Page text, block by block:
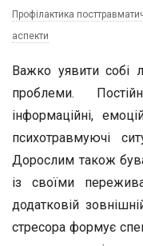
Профілактика
аспекти
Важко уявити собі
проблеми.
інформаційні,
психотравмуючі
Дорослим також
із своїми
додатковій
стресора формує